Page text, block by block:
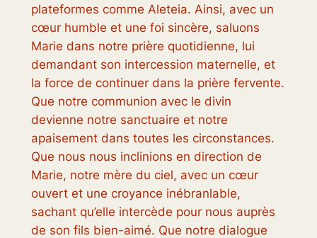
plateformes comme Aleteia. Ainsi, avec un
cœur humble et une foi sincère, saluons
Marie dans notre prière quotidienne, lui
demandant son intercession maternelle, et
la force de continuer dans la prière fervente.
Que notre communion avec le divin
devienne notre sanctuaire et notre
apaisement dans toutes les circonstances.
Que nous nous inclinions en direction de
Marie, notre mère du ciel, avec un cœur
ouvert et une croyance inébranlable,
sachant qu’elle intercède pour nous auprès
de son fils bien-aimé. Que notre dialogue